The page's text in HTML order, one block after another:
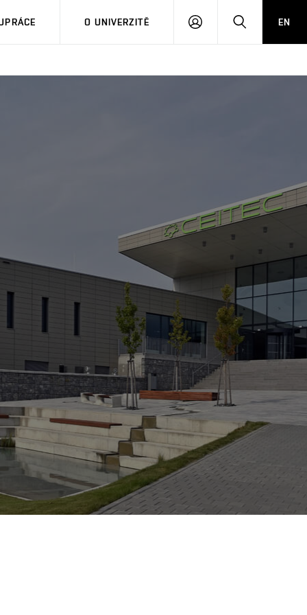
O UNIVERZITĚ
PŘIHLÁSIT HLEDATEN